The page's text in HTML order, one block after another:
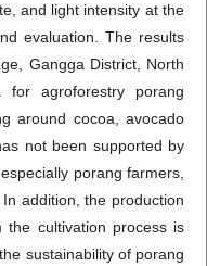
and light intensity at the
evaluation. The results
Gangga District, North
agroforestry porang
around cocoa, avocado
not been supported by
porang farmers,
addition, the production
cultivation process is
sustainability of porang